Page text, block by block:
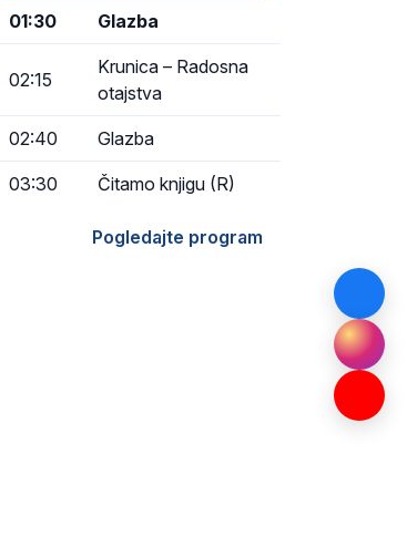
01:30 Glazba
02:15
Krunica – Radosna
otajstva
02:40 Glazba
03:30 Čitamo knjigu (R)
Pogledajte program